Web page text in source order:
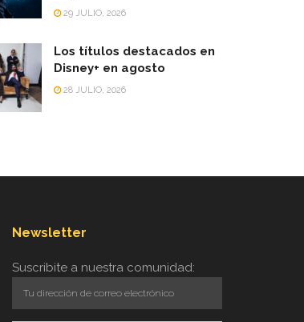
29 JULIO, 2026
Los títulos destacados en
Disney+ en agosto
28 JULIO, 2026
Newsletter
Suscribite a nuestra comunidad: